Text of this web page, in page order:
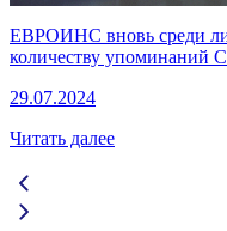
ЕВРОИНС вновь среди
количеству
29.07.2024
Читать далее